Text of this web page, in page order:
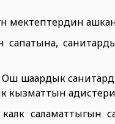
мектептердин
шаардык
кызматтын
саламаттыгын